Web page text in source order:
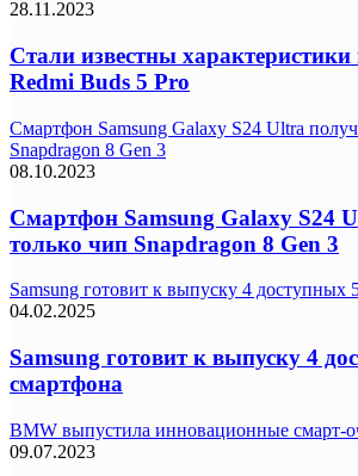
28.11.2023
Стали известны
Redmi Buds 5 Pro
Смартфон Samsung Galaxy S24 Ultra
Snapdragon 8 Gen 3
08.10.2023
Смартфон Samsung Galaxy S24
только чип Snapdragon 8 Gen 3
Samsung готовит к выпуску 4 доступных
04.02.2025
Samsung готовит к выпуску 4
смартфона
BMW выпустила инновационные смарт-
09.07.2023